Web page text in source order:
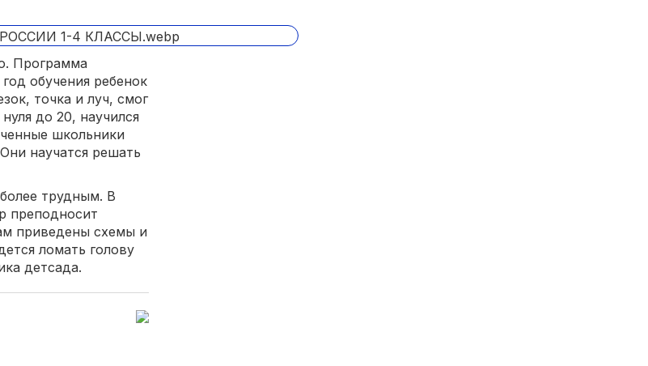
Программа
обучения ребенок
точка и луч, смог
до 20, научился
школьники
научатся решать
трудным. В
преподносит
приведены схемы и
ломать голову
детсада.